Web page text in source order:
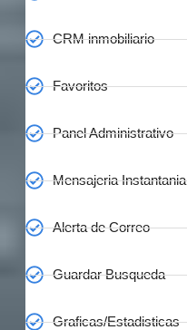
CRM inmobiliario
Favoritos
Panel Administrativo
Mensajeria Instantania
Alerta de Correo
Guardar Busqueda
Graficas/Estadisticas